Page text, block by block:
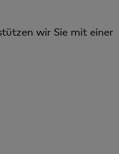
wir Sie mit einer